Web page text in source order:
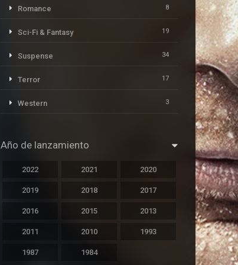
Romance 8
Sci-Fi & Fantasy 19
Suspense 34
Terror 17
Western 3
Año de lanzamiento
2022 2021 2020
2019 2018 2017
2016 2015 2013
2011 2010 1993
1987 1984